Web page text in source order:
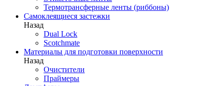
Термотрансферные ленты (риббоны)
Cамоклеящиеся застежки
Назад
Dual Lock
Scotchmate
Материалы для подготовки поверхности
Назад
Очистители
Праймеры